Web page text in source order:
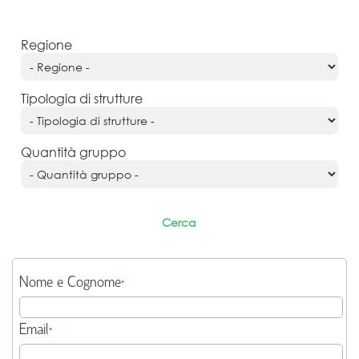
Regione
Tipologia di strutture
Quantità gruppo
Nome e Cognome*
Email*